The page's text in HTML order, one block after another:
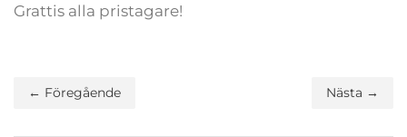
Grattis alla pristagare!
← Föregående Nästa →